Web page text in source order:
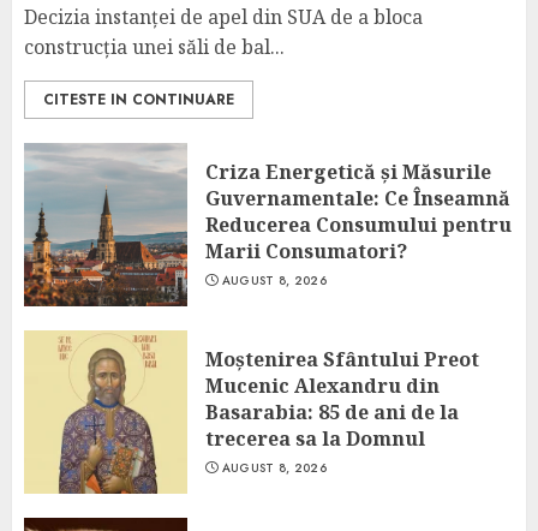
Decizia instanței de apel din SUA de a bloca
construcția unei săli de bal...
CITESTE IN CONTINUARE
Criza Energetică și Măsurile
Guvernamentale: Ce Înseamnă
Reducerea Consumului pentru
Marii Consumatori?
AUGUST 8, 2026
Moștenirea Sfântului Preot
Mucenic Alexandru din
Basarabia: 85 de ani de la
trecerea sa la Domnul
AUGUST 8, 2026